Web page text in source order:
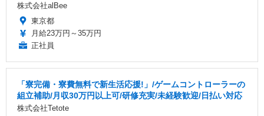
株式会社alBee
東京都
月給23万円～35万円
正社員
「寮完備・寮費無料で新生活応援!」/ゲームコントローラーの
組立補助/月収30万円以上可/研修充実/未経験歓迎/日払い対応
株式会社Tetote